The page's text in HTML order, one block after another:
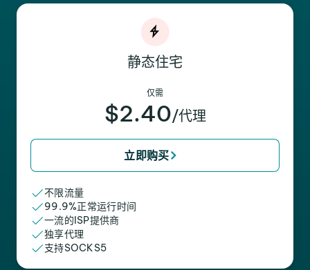
静态住宅
仅需
$2.40/代理
立即购买
不限流量
99.9%正常运行时间
一流的ISP提供商
独享代理
支持SOCKS5